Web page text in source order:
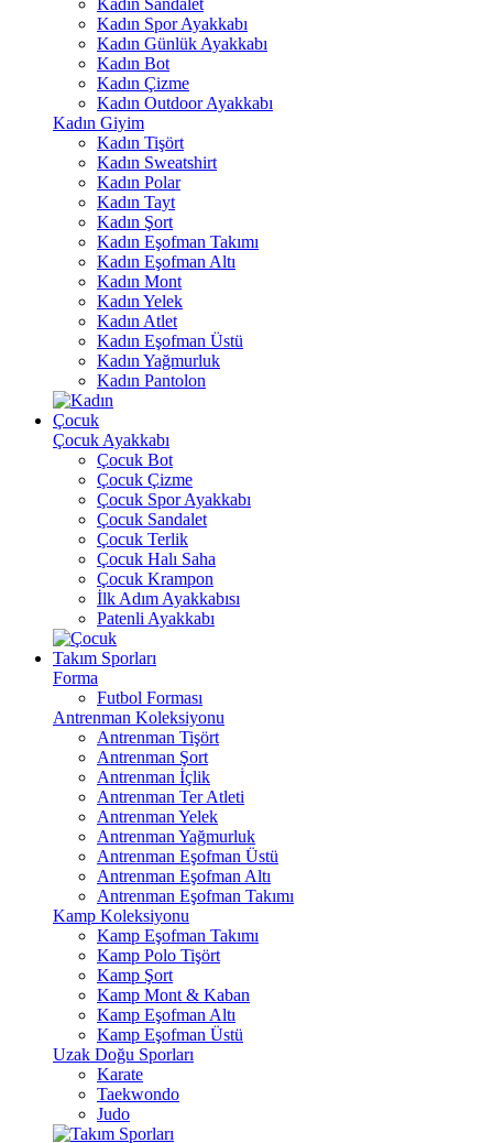
Kadın Sandalet
Kadın Spor Ayakkabı
Kadın Günlük Ayakkabı
Kadın Bot
Kadın Çizme
Kadın Outdoor Ayakkabı
Kadın Giyim
Kadın Tişört
Kadın Sweatshirt
Kadın Polar
Kadın Tayt
Kadın Şort
Kadın Eşofman Takımı
Kadın Eşofman Altı
Kadın Mont
Kadın Yelek
Kadın Atlet
Kadın Eşofman Üstü
Kadın Yağmurluk
Kadın Pantolon
Çocuk
Çocuk Ayakkabı
Çocuk Bot
Çocuk Çizme
Çocuk Spor Ayakkabı
Çocuk Sandalet
Çocuk Terlik
Çocuk Halı Saha
Çocuk Krampon
İlk Adım Ayakkabısı
Patenli Ayakkabı
Takım Sporları
Forma
Futbol Forması
Antrenman Koleksiyonu
Antrenman Tişört
Antrenman Şort
Antrenman İçlik
Antrenman Ter Atleti
Antrenman Yelek
Antrenman Yağmurluk
Antrenman Eşofman Üstü
Antrenman Eşofman Altı
Antrenman Eşofman Takımı
Kamp Koleksiyonu
Kamp Eşofman Takımı
Kamp Polo Tişört
Kamp Şort
Kamp Mont & Kaban
Kamp Eşofman Altı
Kamp Eşofman Üstü
Uzak Doğu Sporları
Karate
Taekwondo
Judo